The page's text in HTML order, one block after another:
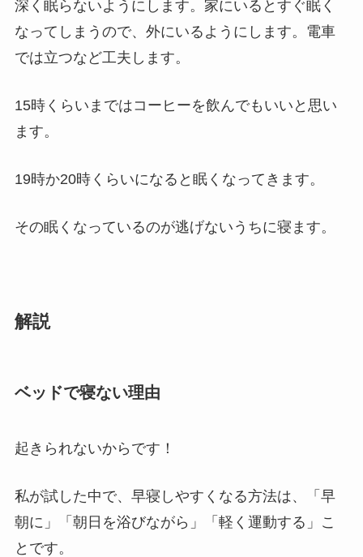
深く眠らないようにします。家にいるとすぐ眠く
なってしまうので、外にいるようにします。電車
では立つなど工夫します。
15時くらいまではコーヒーを飲んでもいいと思い
ます。
19時か20時くらいになると眠くなってきます。
その眠くなっているのが逃げないうちに寝ます。
解説
ベッドで寝ない理由
起きられないからです！
私が試した中で、早寝しやすくなる方法は、「早
朝に」「朝日を浴びながら」「軽く運動する」こ
とです。